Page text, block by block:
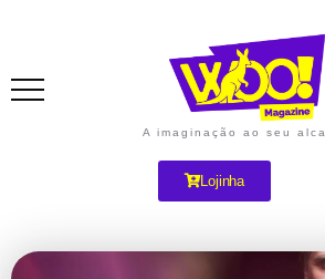
A imaginação ao seu
Lojinha